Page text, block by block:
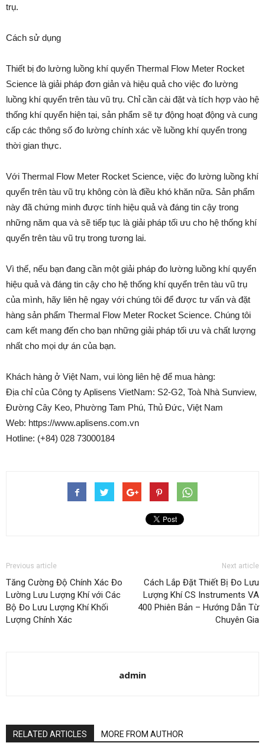
trụ.
Cách sử dụng
Thiết bị đo lường luồng khí quyển Thermal Flow Meter Rocket
Science là giải pháp đơn giản và hiệu quả cho việc đo lường
luồng khí quyển trên tàu vũ trụ. Chỉ cần cài đặt và tích hợp vào hệ
thống khí quyển hiện tại, sản phẩm sẽ tự động hoạt động và cung
cấp các thông số đo lường chính xác về luồng khí quyển trong
thời gian thực.
Với Thermal Flow Meter Rocket Science, việc đo lường luồng khí
quyển trên tàu vũ trụ không còn là điều khó khăn nữa. Sản phẩm
này đã chứng minh được tính hiệu quả và đáng tin cậy trong
những năm qua và sẽ tiếp tục là giải pháp tối ưu cho hệ thống khí
quyển trên tàu vũ trụ trong tương lai.
Vì thế, nếu bạn đang cần một giải pháp đo lường luồng khí quyển
hiệu quả và đáng tin cậy cho hệ thống khí quyển trên tàu vũ trụ
của mình, hãy liên hệ ngay với chúng tôi để được tư vấn và đặt
hàng sản phẩm Thermal Flow Meter Rocket Science. Chúng tôi
cam kết mang đến cho bạn những giải pháp tối ưu và chất lượng
nhất cho mọi dự án của bạn.
Khách hàng ở Việt Nam, vui lòng liên hệ để mua hàng:
Địa chỉ của Công ty Aplisens VietNam: S2-G2, Toà Nhà Sunview,
Đường Cây Keo, Phường Tam Phú, Thủ Đức, Việt Nam
Web: https://www.aplisens.com.vn
Hotline: (+84) 028 73000184
Previous article
Tăng Cường Độ Chính Xác Đo
Lường Lưu Lượng Khí với Các
Bộ Đo Lưu Lượng Khí Khối
Lượng Chính Xác
Next article
Cách Lắp Đặt Thiết Bị Đo Lưu
Lượng Khí CS Instruments VA
400 Phiên Bản – Hướng Dẫn Từ
Chuyên Gia
admin
RELATED ARTICLES MORE FROM AUTHOR